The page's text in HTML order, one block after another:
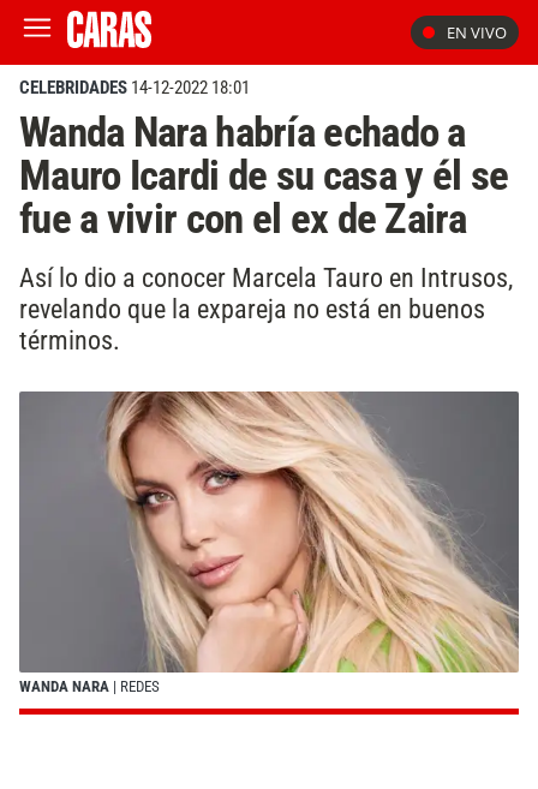
EN VIVO
CELEBRIDADES 14-12-2022 18:01
Wanda Nara habría echado a
Mauro Icardi de su casa y él se
fue a vivir con el ex de Zaira
Así lo dio a conocer Marcela Tauro en Intrusos,
revelando que la expareja no está en buenos
términos.
WANDA NARA | REDES